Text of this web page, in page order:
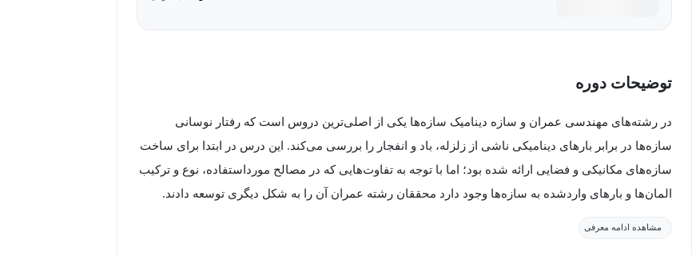
توضیحات دوره
در رشته‌های مهندسی عمران و سازه دینامیک سازه‌ها یکی از اصلی‌ترین دروس است که رفتار نوسانی
سازه‌ها در برابر بارهای دینامیکی ناشی از زلزله، باد و انفجار را بررسی می‌کند. این درس در ابتدا برای ساخت
سازه‌های مکانیکی و فضایی ارائه شده بود؛ اما با توجه به تفاوت‌هایی که در مصالح مورداستفاده، نوع و ترکیب
المان‌ها و بارهای واردشده به سازه‌ها وجود دارد محققان رشته عمران آن را به شکل دیگری توسعه دادند.
مشاهده ادامه معرفی